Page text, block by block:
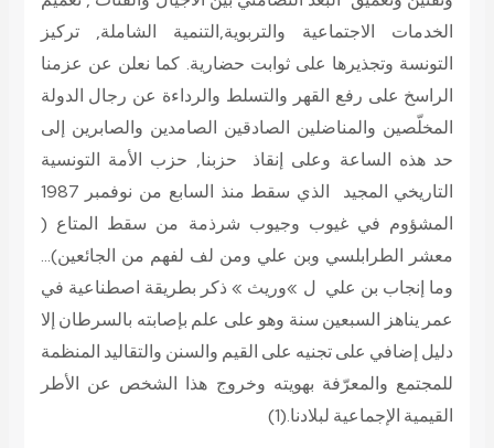
الخدمات الاجتماعية والتربوية,التنمية الشاملة, تركيز
التونسة وتجذيرها على ثوابت حضارية. كما نعلن عن عزمنا
الراسخ على رفع القهر والتسلط والرداءة عن رجال الدولة
المخلّصين والمناضلين الصادقين الصامدين والصابرين إلى
حد هذه الساعة وعلى إنقاذ حزبنا, حزب الأمة التونسية
التاريخي المجيد الذي سقط منذ السابع من نوفمبر 1987
المشؤوم في غيوب وجيوب شرذمة من سقط المتاع (
معشر الطرابلسي وبن علي ومن لف لفهم من الجائعين)…
وما إنجاب بن علي ل »وريث » ذكر بطريقة اصطناعية في
عمر يناهز السبعين سنة وهو على علم بإصابته بالسرطان إلا
دليل إضافي على تجنيه على القيم والسنن والتقاليد المنظمة
للمجتمع والمعرّفة بهويته وخروج هذا الشخص عن الأطر
القيمية الإجماعية لبلادنا.(1)